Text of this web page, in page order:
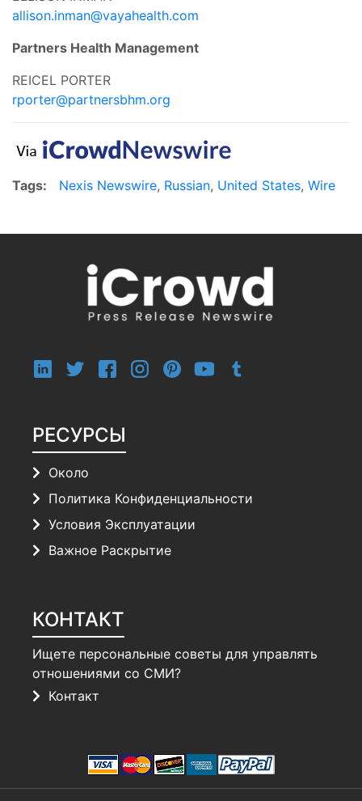
allison.inman@vayahealth.com
Partners Health Management
REICEL PORTER
rporter@partnersbhm.org
Tags: Nexis Newswire, Russian, United States, Wire
РЕСУРСЫ
Около
Политика Конфиденциальности
Условия Эксплуатации
Важное Раскрытие
КОНТАКТ
Ищете персональные советы для управлять
отношениями со СМИ?
Контакт